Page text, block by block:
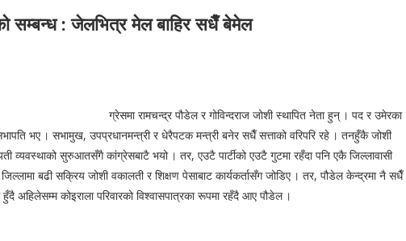
सम्बन्ध : जेलभित्र मेल बाहिर सधैँ बेमेल
ग्रेसमा रामचन्द्र पौडेल र गोविन्दराज जोशी स्थापित नेता हुन् । पद र उमेरका
भए । सभामुख, उपप्रधानमन्त्री र धेरैपटक मन्त्री बनेर सधैँ सत्ताको वरिपरि रहे । तनहुँकै जोशी
व्यवस्थाको सुरुआतसँगै कांग्रेसबाटै भयो । तर, एउटै पार्टीको एउटै गुटमा रहँदा पनि एकै जिल्लावासी
बढी सक्रिय जोशी वकालती र शिक्षण पेसाबाट कार्यकर्तासँग जोडिए । तर, पौडेल केन्द्रमा नै सधैँ
अहिलेसम्म कोइराला परिवारको विश्वासपात्रका रूपमा रहँदै आए पौडेल ।